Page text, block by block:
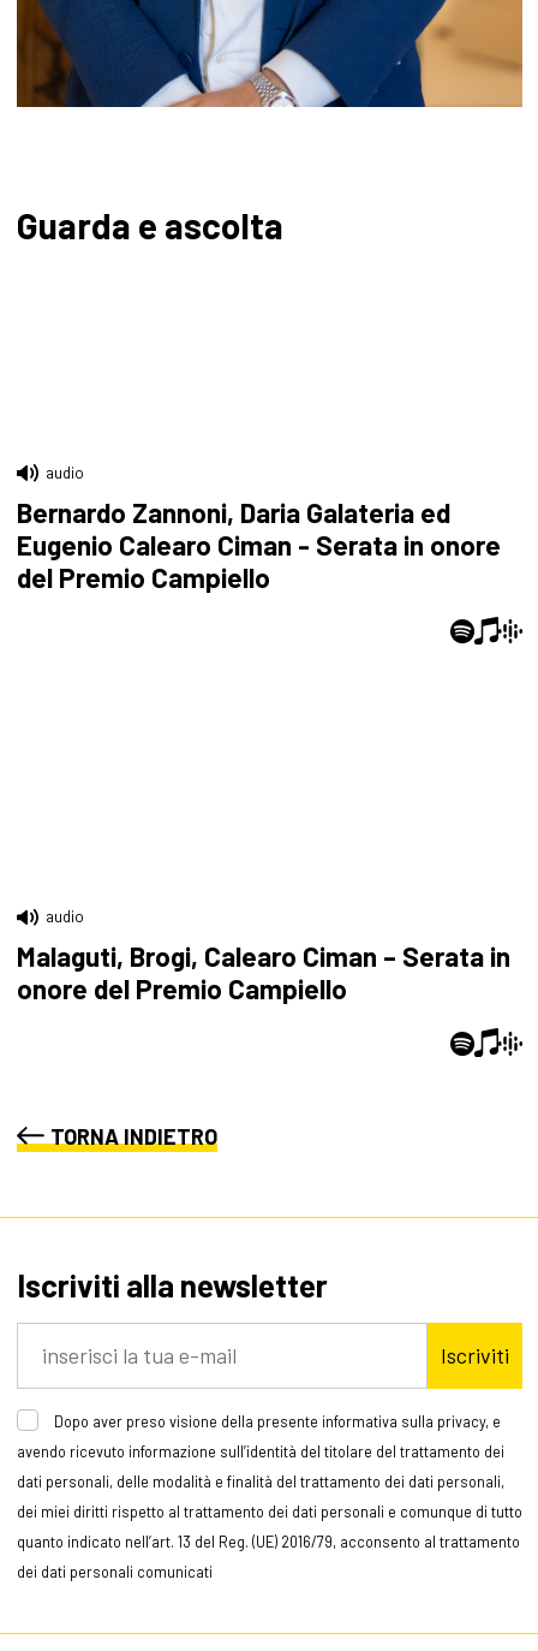
Guarda e ascolta
audio
Bernardo Zannoni, Daria Galateria ed
Eugenio Calearo Ciman - Serata in onore
del Premio Campiello
audio
Malaguti, Brogi, Calearo Ciman – Serata in
onore del Premio Campiello
TORNA INDIETRO
Iscriviti alla newsletter
Iscriviti
Dopo aver preso visione della presente informativa sulla privacy, e
avendo ricevuto informazione sull’identità del titolare del trattamento dei
dati personali, delle modalità e finalità del trattamento dei dati personali,
dei miei diritti rispetto al trattamento dei dati personali e comunque di tutto
quanto indicato nell’art. 13 del Reg. (UE) 2016/79, acconsento al trattamento
dei dati personali comunicati